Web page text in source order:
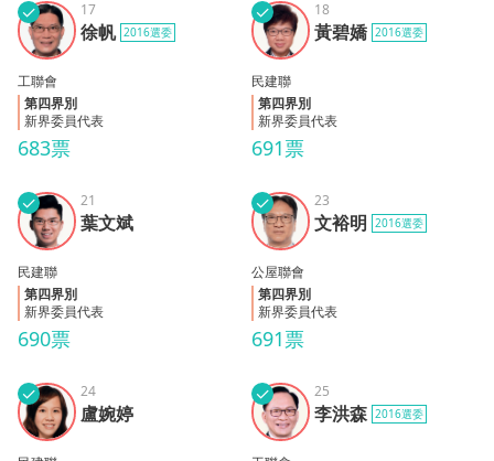
徐帆
✓
683票
17
徐帆 2016選委
工聯會
第四界別
新界委員代表
黃碧
嬌
✓
691票
18
黃碧嬌 2016選委
民建聯
第四界別
新界委員代表
葉文
斌
✓
690票
21
葉文斌
民建聯
第四界別
新界委員代表
文裕
明
✓
691票
23
文裕明 2016選委
公屋聯會
第四界別
新界委員代表
盧婉
婷
✓ 24
盧婉婷
李洪
森
✓ 25
李洪森 2016選委